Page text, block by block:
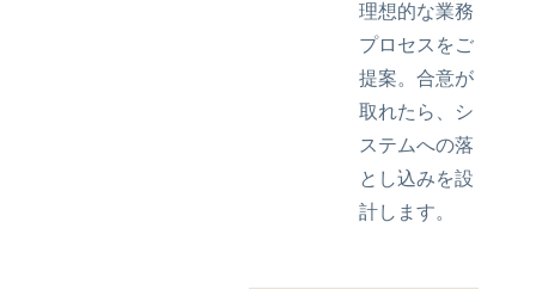
理想的な業務
プロセスをご
提案。合意が
取れたら、シ
ステムへの落
とし込みを設
計します。